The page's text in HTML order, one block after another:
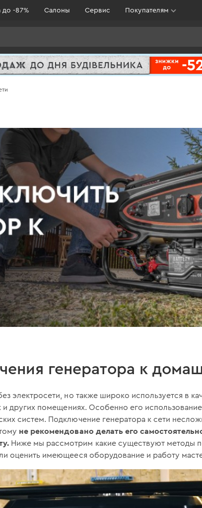
до -87% Салоны Сервис Покупателям
генератора к
электросети, но также широко используется в
и других помещениях. Особенно его
систем. Подключение генератора к сети
не рекомендовано делать его
Ниже мы рассмотрим какие существуют методы
оценить имеющееся оборудование и работу